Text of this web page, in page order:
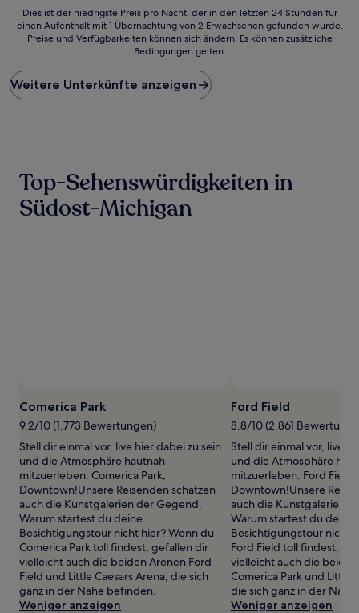
Dies
ist
Preis
pro
Nacht,
24 Stunden
einen
Aufenthalt
zusätzliche
Bedingungen
gelten.
Dies ist der niedrigste Preis pro Nacht, der in den letzten 24 Stunden für
einen Aufenthalt mit 1 Übernachtung von 2 Erwachsenen gefunden wurde.
Preise und Verfügbarkeiten können sich ändern. Es können zusätzliche
Bedingungen gelten.
Weitere Unterkünfte anzeigen
Top-Sehenswürdigkeiten in
Südost-Michigan
Foto
von
Deepti
Reddy
Comerica Park
9.2/10 (1.773 Bewertungen)
Stell dir einmal vor, live hier dabei zu sein
und die Atmosphäre hautnah
mitzuerleben: Comerica Park,
Downtown!Unsere Reisenden schätzen
auch die Kunstgalerien der Gegend.
Warum startest du deine
Besichtigungstour nicht hier? Wenn du
Comerica Park toll findest, gefallen dir
vielleicht auch die beiden Arenen Ford
Field und Little Caesars Arena, die sich
ganz in der Nähe befinden.
Weniger anzeigen
Ford Field
8.8/10 (2.861
Stell dir einmal vor, live
und die Atmosphäre
mitzuerleben: Ford Field,
Downtown!Unsere
auch die Kunstgalerien
Warum startest du deine
Besichtigungstour nicht
Ford Field toll findest,
vielleicht auch die
Comerica Park und Little
die sich ganz in der
Weniger anzeigen